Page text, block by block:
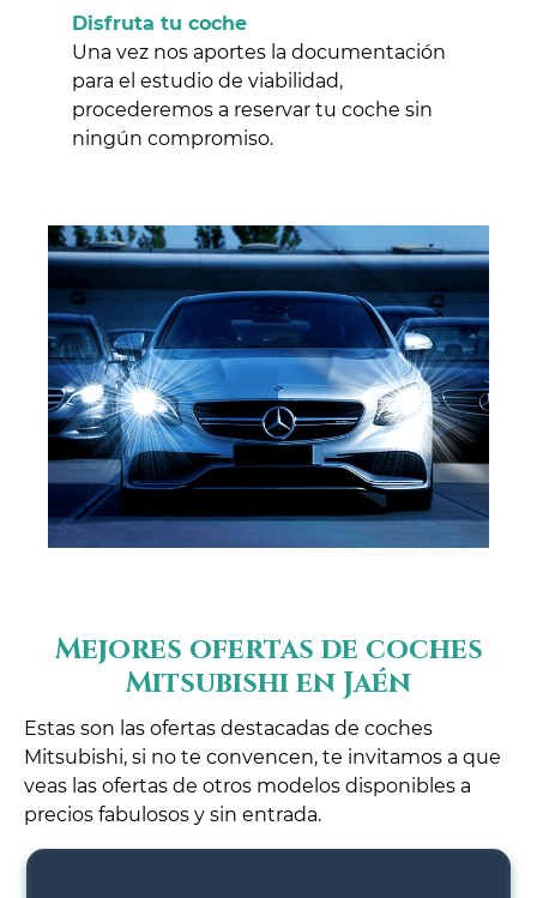
Disfruta tu coche
Una vez nos aportes la documentación
para el estudio de viabilidad,
procederemos a reservar tu coche sin
ningún compromiso.
Mejores ofertas de coches
Mitsubishi en Jaén
Estas son las ofertas destacadas de coches
Mitsubishi, si no te convencen, te invitamos a que
veas las ofertas de otros modelos disponibles a
precios fabulosos y sin entrada.